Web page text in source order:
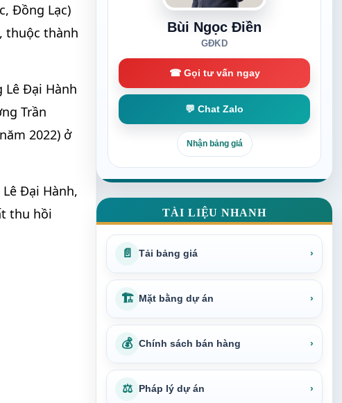
Đồng Lạc)
thuộc thành
Lê Đại Hành
Trần
2022) ở
Đại Hành,
thu hồi
Bùi Ngọc Điền
GĐKD
☎ Gọi tư vấn ngay
💬 Chat Zalo
Nhận bảng giá
TÀI LIỆU NHANH
📄 Tải bảng giá ›
🏗 Mặt bằng dự án ›
💰 Chính sách bán hàng ›
⚖ Pháp lý dự án ›